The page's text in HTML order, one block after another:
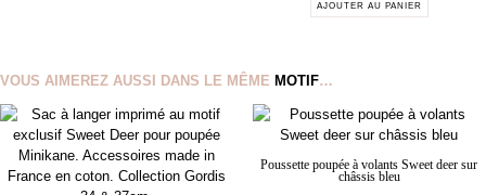
AJOUTER AU PANIER
VOUS AIMEREZ AUSSI DANS LE MÊME MOTIF…
Poussette poupée à volants Sweet deer sur
châssis bleu